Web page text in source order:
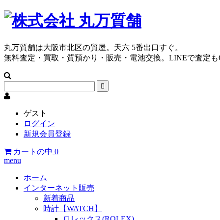
丸万質舗は大阪市北区の質屋。天六 5番出口すぐ。
無料査定・買取・質預かり・販売・電池交換。LINEで査定
ゲスト
ログイン
新規会員登録
カートの中 0
menu
ホーム
インターネット販売
新着商品
時計【WATCH】